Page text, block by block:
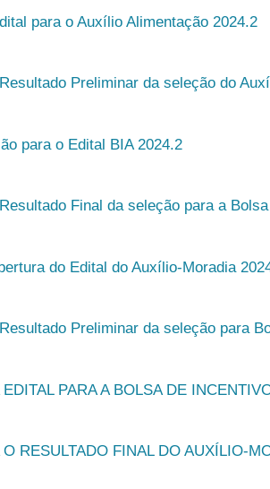
para o Auxílio Alimentação 2024.2
Preliminar da seleção do
para o Edital BIA 2024.2
Final da seleção para a
do Edital do Auxílio-Moradia
Preliminar da seleção para
PARA A BOLSA DE
RESULTADO FINAL DO AUXÍLIO-